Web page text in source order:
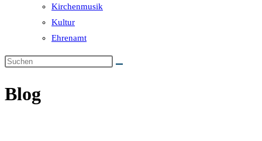
Kirchenmusik
Kultur
Ehrenamt
Blog